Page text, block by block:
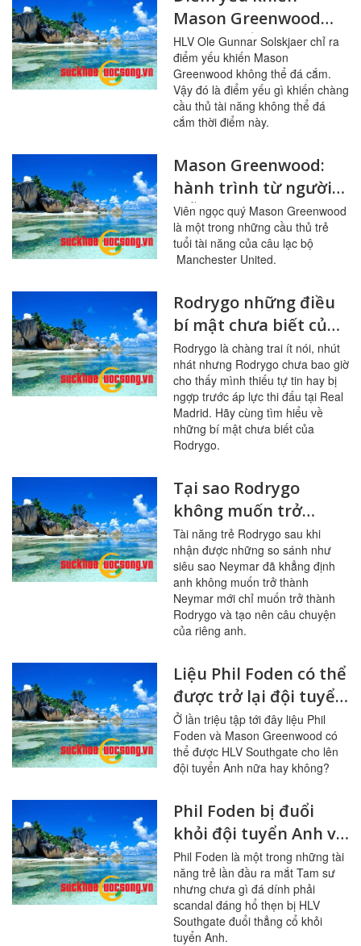
Mason Greenwood
không thể đá cắm là
gì?
HLV Ole Gunnar Solskjaer chỉ ra
điểm yếu khiến Mason
Greenwood không thể đá cắm.
Vậy đó là điểm yếu gì khiến chàng
cầu thủ tài năng không thể đá
cắm thời điểm này.
Mason Greenwood:
hành trình từ người
mẫu đến tài năng trẻ
của Manchester
United
Viên ngọc quý Mason Greenwood
là một trong những cầu thủ trẻ
tuổi tài năng của câu lạc bộ
Manchester United.
Rodrygo những điều
bí mật chưa biết của
tài năng trẻ bóng đá
thế giới
Rodrygo là chàng trai ít nói, nhút
nhát nhưng Rodrygo chưa bao giờ
cho thấy mình thiếu tự tin hay bị
ngợp trước áp lực thi đấu tại Real
Madrid. Hãy cùng tìm hiểu về
những bí mật chưa biết của
Rodrygo.
Tại sao Rodrygo
không muốn trở
thành Neymar mới?
Tài năng trẻ Rodrygo sau khi
nhận được những so sánh như
siêu sao Neymar đã khẳng định
anh không muốn trở thành
Neymar mới chỉ muốn trở thành
Rodrygo và tạo nên câu chuyện
của riêng anh.
Liệu Phil Foden có thể
được trở lại đội tuyển
Anh sau scandal dắt
gái?
Ở lần triệu tập tới đây liệu Phil
Foden và Mason Greenwood có
thể được HLV Southgate cho lên
đội tuyển Anh nữa hay không?
Phil Foden bị đuổi
khỏi đội tuyển Anh vì
sao?
Phil Foden là một trong những tài
năng trẻ lần đầu ra mắt Tam sư
nhưng chưa gì đá dính phải
scandal đáng hổ thẹn bị HLV
Southgate đuổi thẳng cổ khỏi
tuyển Anh.